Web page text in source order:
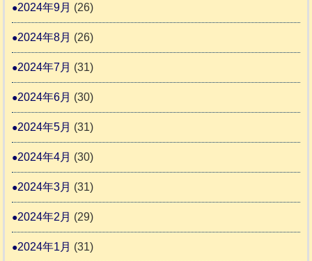
2024年9月 (26)
2024年8月 (26)
2024年7月 (31)
2024年6月 (30)
2024年5月 (31)
2024年4月 (30)
2024年3月 (31)
2024年2月 (29)
2024年1月 (31)